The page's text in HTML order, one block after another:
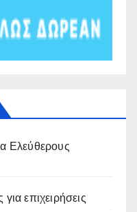
Ελεύθερους
επιχειρήσεις